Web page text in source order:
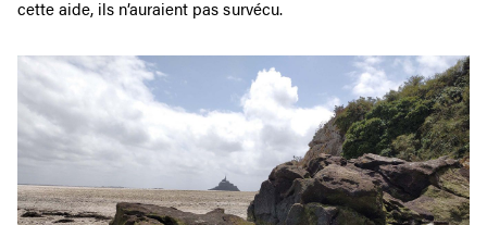
cette aide, ils n’auraient pas survécu.